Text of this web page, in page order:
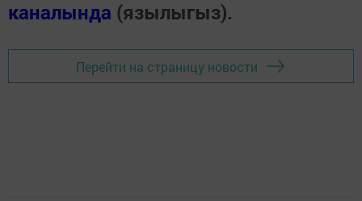
каналында (язылыгыз).
Перейти на страницу новости